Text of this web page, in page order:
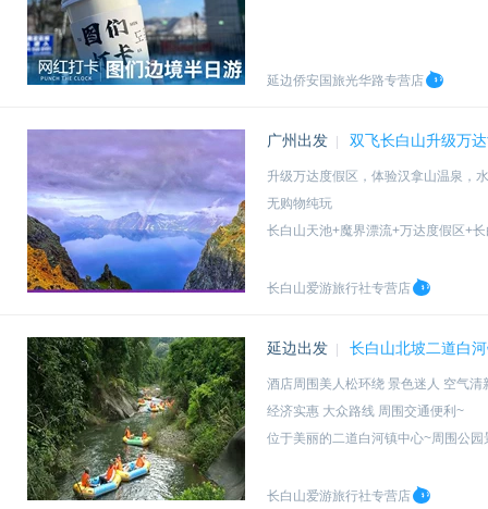
延边侨安国旅光华路专营店
广州出发 双飞长白山升级万
升级万达度假区，体验汉拿山温泉，
无购物纯玩
长白山天池+魔界漂流+万达度假区+
长白山爱游旅行社专营店
延边出发 长白山北坡二道白
酒店周围美人松环绕 景色迷人 空气清
经济实惠 大众路线 周围交通便利~
位于美丽的二道白河镇中心~周围公园
长白山爱游旅行社专营店